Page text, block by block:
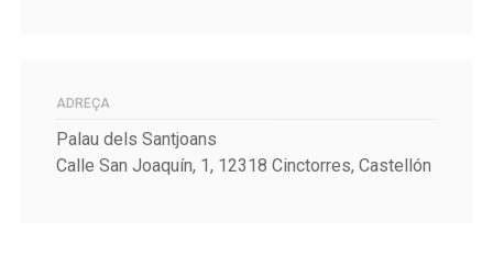
ADREÇA
Palau dels Santjoans
Calle San Joaquín, 1, 12318 Cinctorres, Castellón